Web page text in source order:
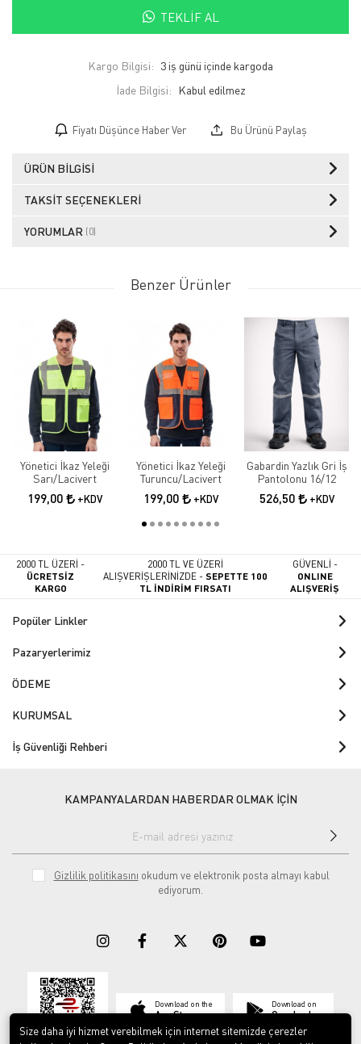
TEKLIF AL
Kargo Bilgisi: 3 iş günü içinde kargoda
İade Bilgisi:
Fiyatı Düşünce Haber Ver Bu Ürünü Paylaş
ÜRÜN BILGISI
TAKSIT SEÇENEKLERI
YORUMLAR (0)
Benzer Ürünler
Yönetici İkaz Yeleği
Sarı/Lacivert
199,00 +KDV
Yönetici İkaz Yeleği
Turuncu/Lacivert
199,00 +KDV
Gabardin Yazlık Gri İş
Pantolonu 16/12
526,50 +KDV
2000 TL ÜZERİ -
ÜCRETSİZ
KARGO
2000 TL VE ÜZERİ
ALIŞVERİŞLERİNİZDE -SEPETTE 100
TL İNDİRİM FIRSATI
GÜVENLİ -
ONLINE
ALIŞVERİŞ
Popüler Linkler
Pazaryerlerimiz
ÖDEME
KURUMSAL
İş Güvenliği Rehberi
KAMPANYALARDAN HABERDAR OLMAK İÇİN
Gizlilik politikasını okudum ve elektronik posta almayı kabul
ediyorum.
Download on the
App Store
Download on
Google play
Size daha iyi hizmet verebilmek için internet sitemizde çerezler